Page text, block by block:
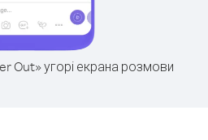
Out» угорі екрана розмови